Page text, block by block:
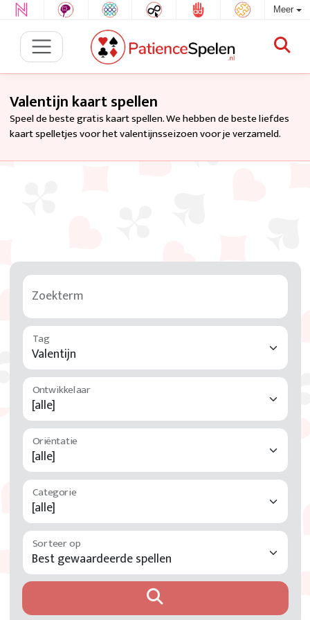
Meer
Valentijn kaart spellen
Speel de beste gratis kaart spellen. We hebben de beste liefdes
kaart spelletjes voor het valentijnsseizoen voor je verzameld.
Zoekterm
Tag
Ontwikkelaar
Oriëntatie
Categorie
Sorteer op